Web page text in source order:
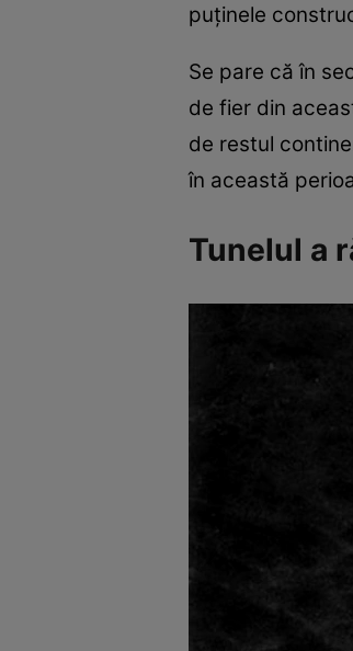
puținele
Se pare că în
de fier din
de restul
în această
Tunelul a